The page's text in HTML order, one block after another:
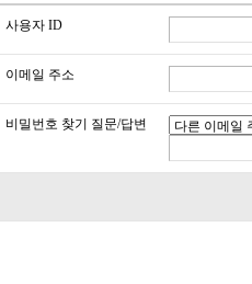
사용자 ID
이메일 주소
비밀번호 찾기 질문/답변